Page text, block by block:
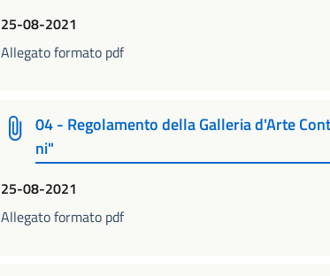
25-08-2021
Allegato formato pdf
04 - Regolamento della Galleria d'Arte
ni"
25-08-2021
Allegato formato pdf